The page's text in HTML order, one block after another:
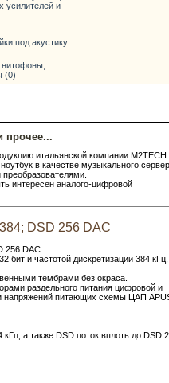
усилителей и
под акустику
(0)
прочее...
итальянской компании M2TECH.
в качестве музыкального
интересен аналого-цифровой
DSD 256 DAC
256 DAC.
бит и частотой дискретизации 384
тембрами без окраса.
раздельного питания цифровой и
напряжений питающих схемы ЦАП
а также DSD поток вплоть до DSD